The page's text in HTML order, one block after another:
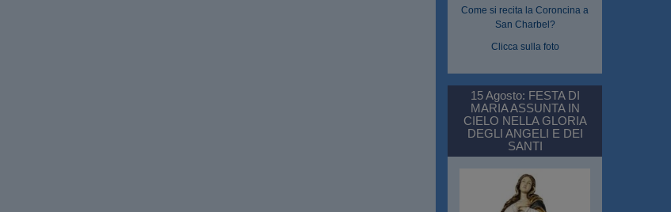
Come si recita la Coroncina a
San Charbel?
Clicca sulla foto
15 Agosto: FESTA DI
MARIA ASSUNTA IN
CIELO NELLA GLORIA
DEGLI ANGELI E DEI
SANTI